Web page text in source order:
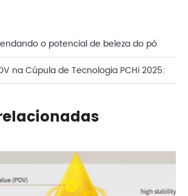
o potencial de beleza do pó
na Cúpula de Tecnologia PCHi 2025: